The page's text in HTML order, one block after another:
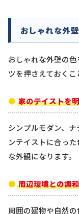
おしゃれな外
おしゃれな外壁の
ツを押さえておくこ
家のテイストを
シンプルモダン、
ンテイストに合っ
な外観になります。
周辺環境との調
周囲の建物や自然